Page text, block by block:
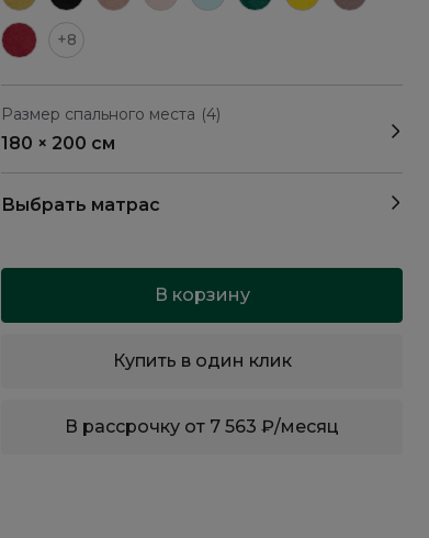
+8
Размер спального места (4)
180 × 200 см
Выбрать матрас
В корзину
Купить в один клик
В рассрочку от 7 563 ₽/месяц